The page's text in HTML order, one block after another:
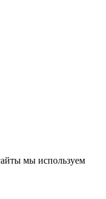
мы используем